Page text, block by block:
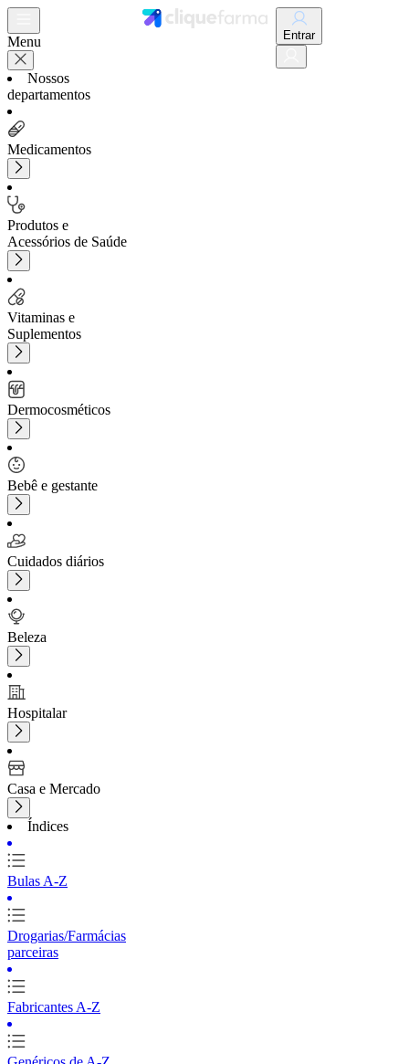
Menu
Nossos
departamentos
Medicamentos
Produtos e
Acessórios de Saúde
Vitaminas e
Suplementos
Dermocosméticos
Bebê e gestante
Cuidados diários
Beleza
Hospitalar
Casa e Mercado
Índices
Bulas A-Z
Drogarias/Farmácias
parceiras
Fabricantes A-Z
Entrar